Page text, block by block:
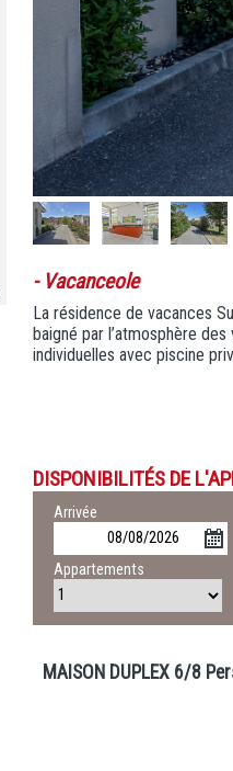
- Vacanceole
La résidence de vacances
baigné par l’atmosphère
individuelles avec piscine
DISPONIBILITÉS DE
Arrivée
Appartements
MAISON DUPLEX 6/8